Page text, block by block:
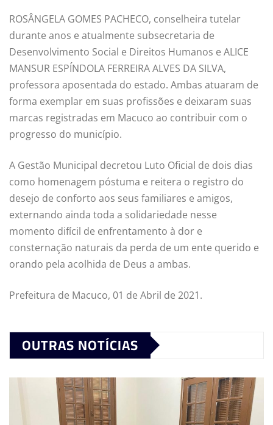
ROSÂNGELA GOMES PACHECO, conselheira tutelar
durante anos e atualmente subsecretaria de
Desenvolvimento Social e Direitos Humanos e ALICE
MANSUR ESPÍNDOLA FERREIRA ALVES DA SILVA,
professora aposentada do estado. Ambas atuaram de
forma exemplar em suas profissões e deixaram suas
marcas registradas em Macuco ao contribuir com o
progresso do município.
A Gestão Municipal decretou Luto Oficial de dois dias
como homenagem póstuma e reitera o registro do
desejo de conforto aos seus familiares e amigos,
externando ainda toda a solidariedade nesse
momento difícil de enfrentamento à dor e
consternação naturais da perda de um ente querido e
orando pela acolhida de Deus a ambas.
Prefeitura de Macuco, 01 de Abril de 2021.
OUTRAS NOTÍCIAS